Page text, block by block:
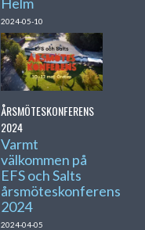
2024-05-10
ÅRSMÖTESKONFERENS
2024
Varmt
välkommen på
EFS och Salts
årsmöteskonferens
2024
2024-04-05